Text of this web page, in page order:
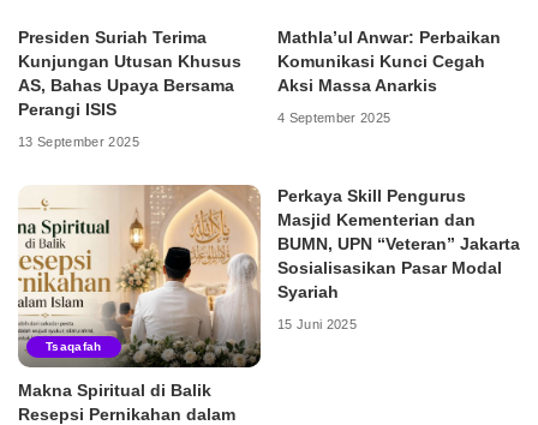
Presiden Suriah Terima
Kunjungan Utusan Khusus
AS, Bahas Upaya Bersama
Perangi ISIS
13 September 2025
Mathla’ul Anwar: Perbaikan
Komunikasi Kunci Cegah
Aksi Massa Anarkis
4 September 2025
Tsaqafah
Makna Spiritual di Balik
Resepsi Pernikahan dalam
Perkaya Skill Pengurus
Masjid Kementerian dan
BUMN, UPN “Veteran” Jakarta
Sosialisasikan Pasar Modal
Syariah
15 Juni 2025